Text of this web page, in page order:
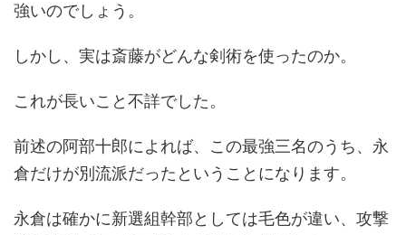
強いのでしょう。
しかし、実は斎藤がどんな剣術を使ったのか。
これが長いこと不詳でした。
前述の阿部十郎によれば、この最強三名のうち、永
倉だけが別流派だったということになります。
永倉は確かに新選組幹部としては毛色が違い、攻撃